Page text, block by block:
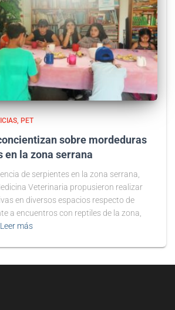
PET
sobre mordeduras
en la zona serrana
de serpientes en la zona serrana,
Veterinaria propusieron realizar
en diversos espacios respecto de
a encuentros con reptiles de la zona,
Leer más